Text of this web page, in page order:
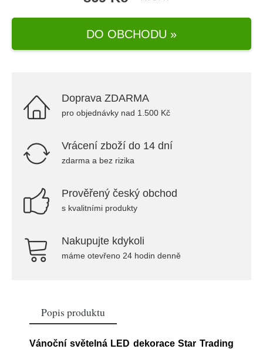
DO OBCHODU »
Doprava ZDARMA
pro objednávky nad 1.500 Kč
Vrácení zboží do 14 dní
zdarma a bez rizika
Prověřený český obchod
s kvalitními produkty
Nakupujte kdykoli
máme otevřeno 24 hodin denně
Popis produktu
Vánoční světelná LED dekorace Star Trading